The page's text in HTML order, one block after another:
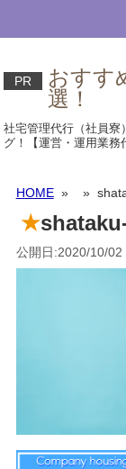
PR
おすす
選！
社宅管理代行（社員寮
グ！【運営・運用業務
HOME» »
公開日:2020/10/